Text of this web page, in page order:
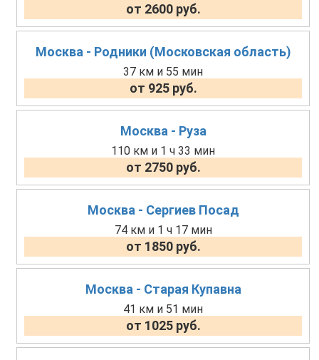
от 2600 руб.
Москва - Родники (Московская область)
37 км и 55 мин
от 925 руб.
Москва - Руза
110 км и 1 ч 33 мин
от 2750 руб.
Москва - Сергиев Посад
74 км и 1 ч 17 мин
от 1850 руб.
Москва - Старая Купавна
41 км и 51 мин
от 1025 руб.